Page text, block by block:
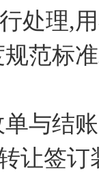
处理,
范标
与结账
让签